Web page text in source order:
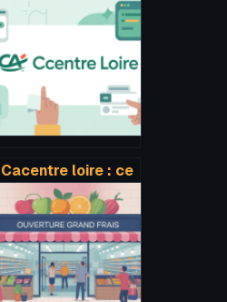
Cacentre loire : ce
qu’il faut savoir
sur votre espace
en ligne cace